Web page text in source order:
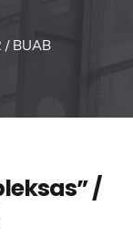
/ BUAB
/